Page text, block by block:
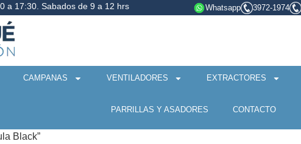
a 17:30. Sabados de 9 a 12 hrs Whatsapp 3972-1974
CAMPANAS VENTILADORES EXTRACTORES
PARRILLAS Y ASADORES CONTACTO
Black”